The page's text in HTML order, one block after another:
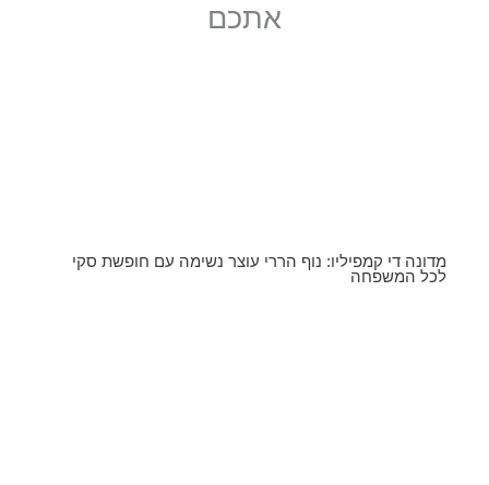
אתכם
מדונה די קמפיליו: נוף הררי עוצר נשימה עם חופשת סקי
לכל המשפחה